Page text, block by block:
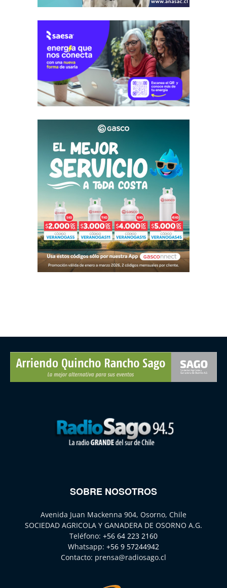
SOBRE NOSOTROS
Avenida Juan Mackenna 904, Osorno, Chile
SOCIEDAD AGRICOLA Y GANADERA DE OSORNO A.G.
Teléfono: +56 64 223 2160
Whatsapp: +56 9 57244942
Contacto: prensa@radiosago.cl